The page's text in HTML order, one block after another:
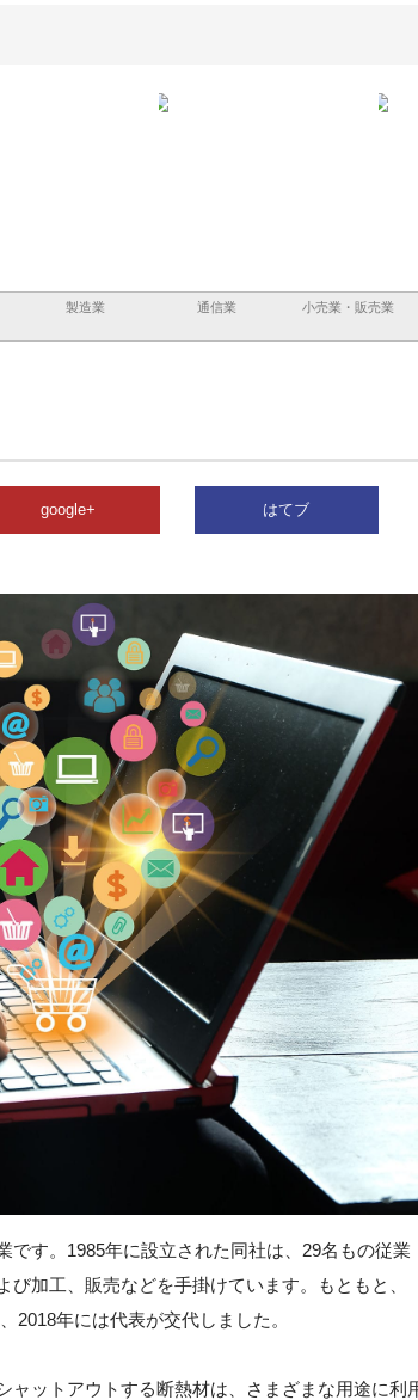
製造業 通信業 小売業・販売業
google+ はてブ
です。1985年に設立された同社は、29名もの従業
加工、販売などを手掛けています。もともと、
2018年には代表が交代しました。
ットアウトする断熱材は、さまざまな用途に利